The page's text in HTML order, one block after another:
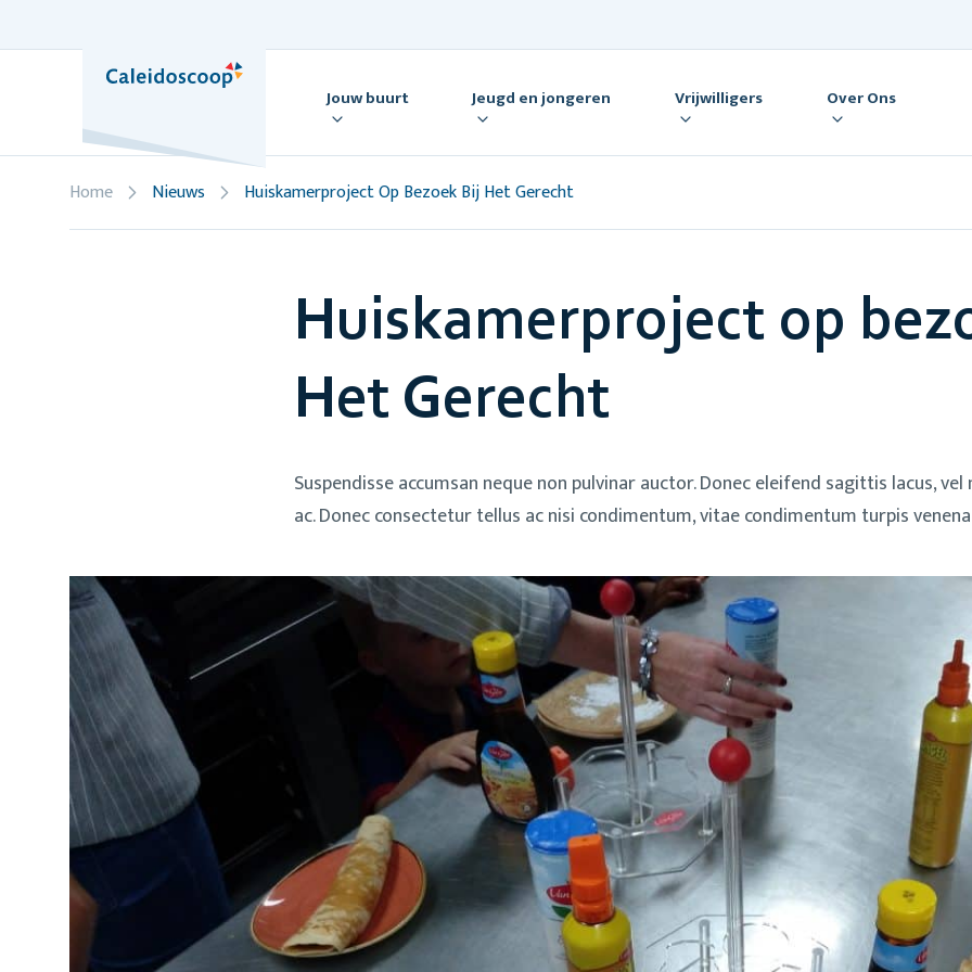
content
Jouw buurt Jeugd en jongeren Vrijwilligers Over Ons
Home Nieuws Huiskamerproject Op Bezoek Bij Het Gerecht
Huiskamerproject op
Het Gerecht
Suspendisse accumsan neque non pulvinar auctor. Donec eleifend sagittis lacus,
ac. Donec consectetur tellus ac nisi condimentum, vitae condimentum turpis